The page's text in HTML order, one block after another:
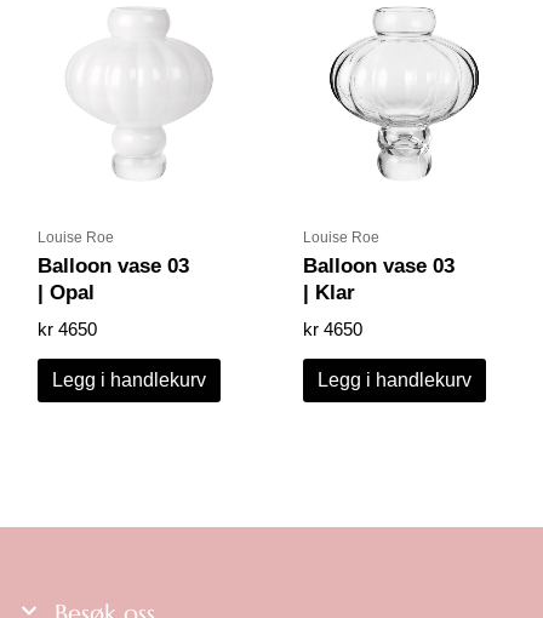
Louise Roe
Balloon vase 03
| Opal
kr 4650
Legg i handlekurv
Louise Roe
Balloon vase 03
| Klar
kr 4650
Legg i handlekurv